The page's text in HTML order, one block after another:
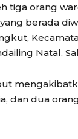
tiga orang
berada
Natal,
dan dua